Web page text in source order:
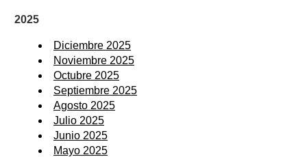
2025
Diciembre 2025
Noviembre 2025
Octubre 2025
Septiembre 2025
Agosto 2025
Julio 2025
Junio 2025
Mayo 2025